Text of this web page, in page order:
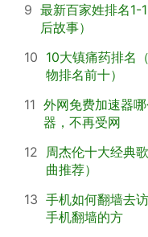
9 最新百家姓排名1-
后故事）
10 10大镇痛药排名
物排名前十）
11 外网免费加速器
器，不再受网
12
周杰伦十大经典
曲推荐）
13 手机如何翻墙去
手机翻墙的方